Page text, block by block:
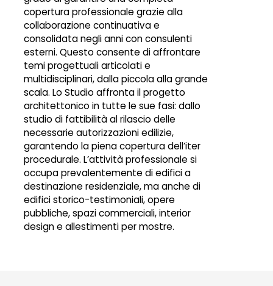
copertura professionale grazie alla
collaborazione continuativa e
consolidata negli anni con consulenti
esterni. Questo consente di affrontare
temi progettuali articolati e
multidisciplinari, dalla piccola alla grande
scala. Lo Studio affronta il progetto
architettonico in tutte le sue fasi: dallo
studio di fattibilità al rilascio delle
necessarie autorizzazioni edilizie,
garantendo la piena copertura dell’iter
procedurale. L’attività professionale si
occupa prevalentemente di edifici a
destinazione residenziale, ma anche di
edifici storico-testimoniali, opere
pubbliche, spazi commerciali, interior
design e allestimenti per mostre.